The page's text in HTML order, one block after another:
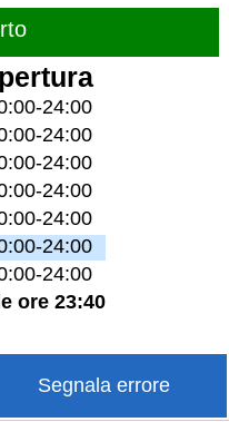
24:00
24:00
24:00
24:00
24:00
24:00
24:00
ore 23:40
Segnala errore